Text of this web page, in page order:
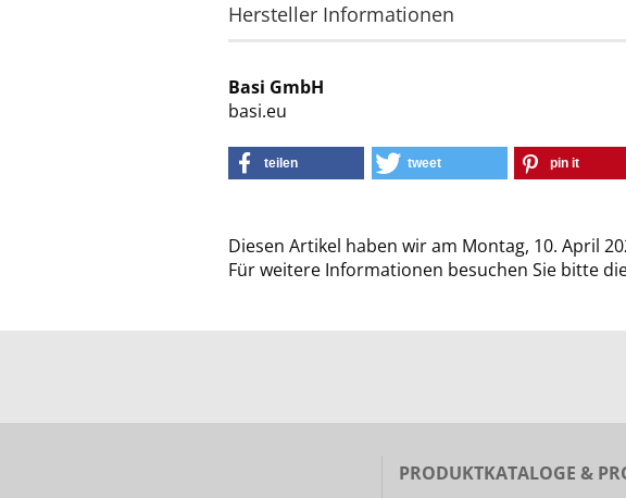
Hersteller Informationen
Basi GmbH
basi.eu
teilen tweet pin it
Diesen Artikel haben wir am Montag, 10. April
Für weitere Informationen besuchen Sie bitte
PRODUKTKATALOGE &